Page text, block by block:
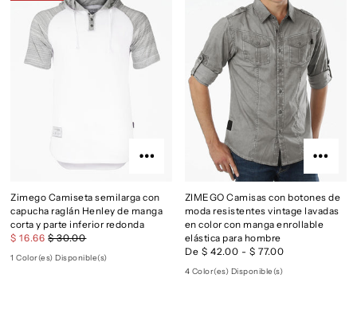
Zimego Camiseta semilarga con
capucha raglán Henley de manga
corta y parte inferior redonda
$ 16.66 $ 30.00
1 Color(es) Disponible(s)
ZIMEGO Camisas con botones de
moda resistentes vintage lavadas
en color con manga enrollable
elástica para hombre
De $ 42.00 - $ 77.00
4 Color(es) Disponible(s)